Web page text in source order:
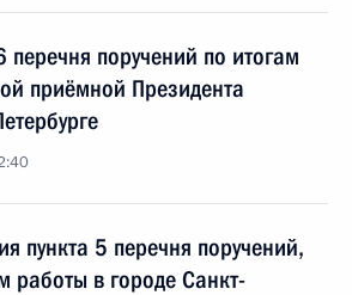
перечня поручений по итогам
приёмной Президента
пункта 5 перечня поручений,
работы в городе Санкт-